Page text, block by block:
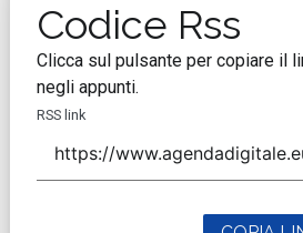
Codice Rss
Clicca sul pulsante per copiare il
negli appunti.
RSS link